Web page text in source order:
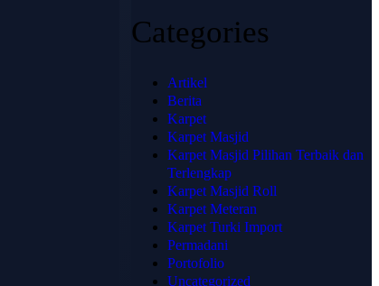
Categories
Artikel
Berita
Karpet
Karpet Masjid
Karpet Masjid Pilihan Terbaik dan
Terlengkap
Karpet Masjid Roll
Karpet Meteran
Karpet Turki Import
Permadani
Portofolio
Uncategorized
© 2025
HJKARPET
- All
Rights
Reserved